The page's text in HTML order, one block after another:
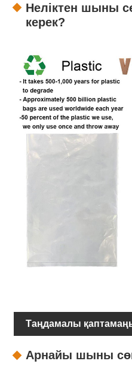
Неліктен шыны
керек?
Таңдамалы
Арнайы шыны